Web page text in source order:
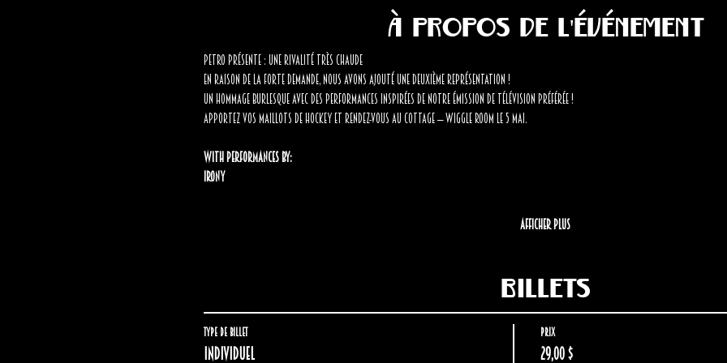
À propos de l'événement
Petro présente : UNE RIVALITÉ TRÈS CHAUDE
En raison de la forte demande, nous avons ajouté une DEUXIÈME REPRÉSENTATION !
Un hommage burlesque avec des performances inspirées de notre émission de télévision préférée !
Apportez vos maillots de hockey et rendez-vous au cottage — Wiggle Room le 5 mai.
With performances by:
Irony
Afficher plus
Billets
Type de billet
Individuel
Prix
29,00 $